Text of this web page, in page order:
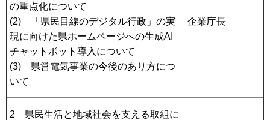
の重点化について
(2) 「県民目線のデジタル行政」の実
現に向けた県ホームページへの生成AI
チャットボット導入について
(3) 県営電気事業の今後のあり方につ
いて
企業庁長
2 県民生活と地域社会を支える取組に